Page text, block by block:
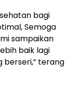
bagi
Semoga
sampaikan
baik lagi
berseri,” terang